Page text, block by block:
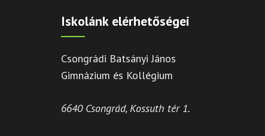
Iskolánk elérhetőségei
Csongrádi Batsányi János
Gimnázium és Kollégium
6640 Csongrád, Kossuth tér 1.